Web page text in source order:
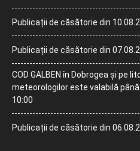
Publicații de căsătorie din
Publicații de căsătorie din
COD GALBEN în Dobrogea și pe
meteorologilor este valabilă
10:00
Publicații de căsătorie din